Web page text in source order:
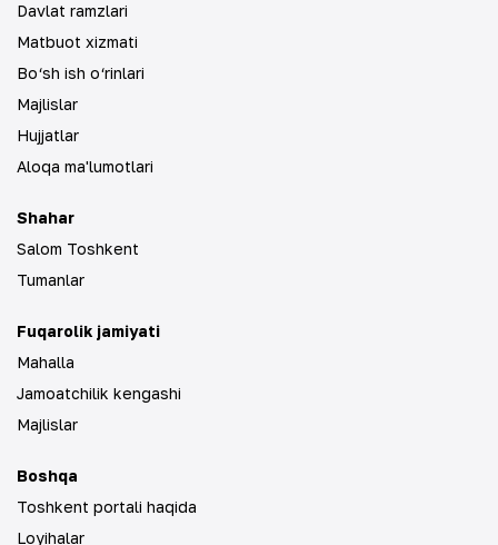
Davlat ramzlari
Matbuot xizmati
Bo‘sh ish o‘rinlari
Majlislar
Hujjatlar
Aloqa ma'lumotlari
Shahar
Salom Toshkent
Tumanlar
Fuqarolik jamiyati
Mahalla
Jamoatchilik kengashi
Majlislar
Boshqa
Toshkent portali haqida
Loyihalar